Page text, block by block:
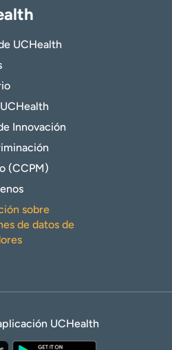
UCHealth
Innovación
(CCPM)
sobre
de datos de
UCHealth